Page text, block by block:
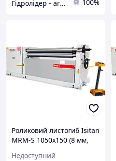
Гідролідер - агротехніка, промислове та будівельне обладнання 100%
Роликовий листогиб Isitan
MRM-S 1050x150 (8 мм,
Недоступний